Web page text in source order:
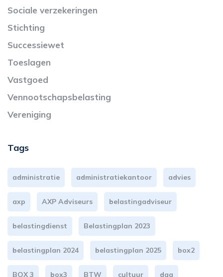
Sociale verzekeringen
Stichting
Successiewet
Toeslagen
Vastgoed
Vennootschapsbelasting
Vereniging
Tags
administratie administratiekantoor advies
axp AXP Adviseurs belastingadviseur
belastingdienst Belastingplan 2023
belastingplan 2024 belastingplan 2025 box2
BOX 3 box3 BTW cultuur dga